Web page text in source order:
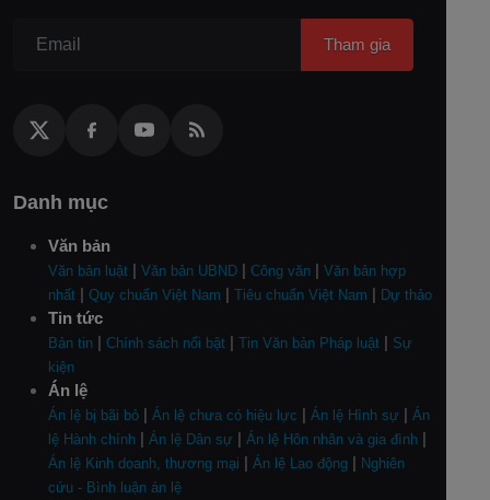
Tham gia
Danh mục
Văn bản
Văn bản luật | Văn bản UBND | Công văn | Văn bản hợp
nhất | Quy chuẩn Việt Nam | Tiêu chuẩn Việt Nam | Dự thảo
Tin tức
Bản tin | Chính sách nổi bật | Tin Văn bản Pháp luật | Sự
kiện
Án lệ
Án lệ bị bãi bỏ | Án lệ chưa có hiệu lực | Án lệ Hình sự | Án
lệ Hành chính | Án lệ Dân sự | Án lệ Hôn nhân và gia đình |
Án lệ Kinh doanh, thương mại | Án lệ Lao động | Nghiên
cứu - Bình luận án lệ